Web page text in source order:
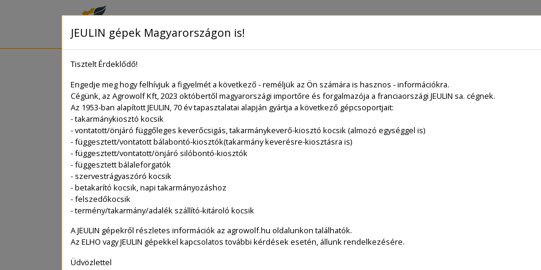
JEULIN gépek Magyarországon is!
Tisztelt Érdeklődő!
Engedje meg hogy felhívjuk a figyelmét a következő - reméljük az Ön számára is hasznos - információkra.
Cégünk, az Agrowolf Kft, 2023 októbertől magyarországi importőre és forgalmazója a franciaországi JEULIN sa. cégnek.
Az 1953-ban alapított JEULIN, 70 év tapasztalatai alapján gyártja a következő gépcsoportjait:
- takarmánykiosztó kocsik
- vontatott/önjáró függőleges keverőcsigás, takarmánykeverő-kiosztó kocsik (almozó egységgel is)
- függesztett/vontatott bálabontó-kiosztók(takarmány keverésre-kiosztásra is)
- függesztett/vontatott/önjáró silóbontó-kiosztók
- függesztett bálaleforgatók
- szervestrágyaszóró kocsik
- betakarító kocsik, napi takarmányozáshoz
- felszedőkocsik
- termény/takarmány/adalék szállító-kitároló kocsik
A JEULIN gépekről részletes információk az agrowolf.hu oldalunkon találhatók.
Az ELHO vagy JEULIN gépekkel kapcsolatos további kérdések esetén, állunk rendelkezésére.
Üdvözlettel